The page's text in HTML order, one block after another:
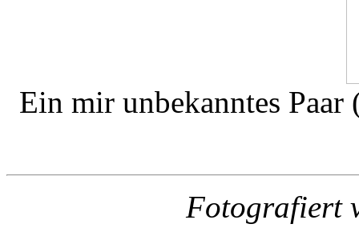
Ein mir unbekanntes
Fotografiert